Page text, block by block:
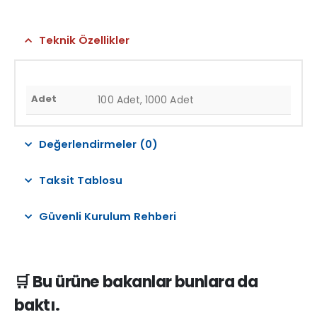
Teknik Özellikler
Adet 100 Adet, 1000 Adet
Değerlendirmeler (0)
Taksit Tablosu
Güvenli Kurulum Rehberi
🛒 Bu ürüne bakanlar bunlara da
baktı.